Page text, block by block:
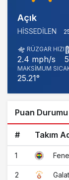
Açık
HISSEDILEN
RÜZGAR HIZI
2.4 mph/s
MAKSIMUM
25.21°
Puan Durumu
# Takım
1
2